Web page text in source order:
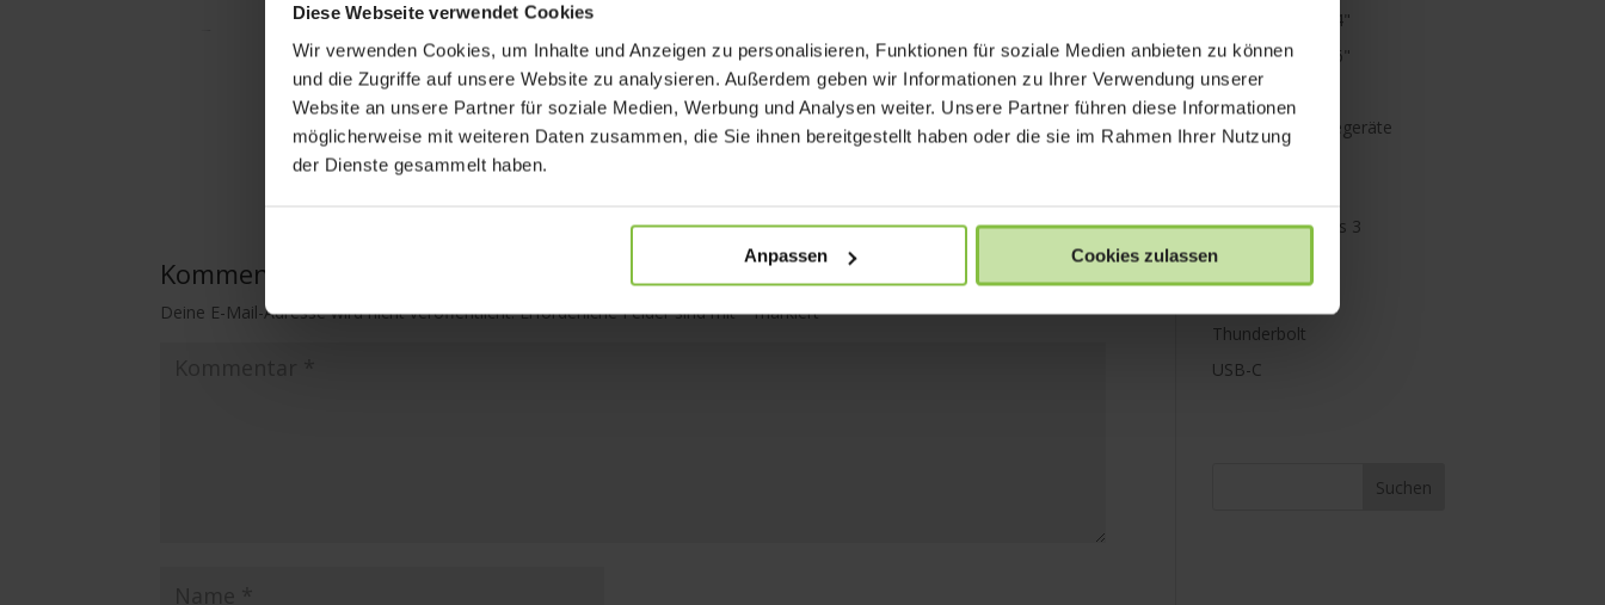
Diese Webseite verwendet Cookies
Wir verwenden Cookies, um Inhalte und Anzeigen zu personalisieren, Funktionen für soziale Medien anbieten zu können
und die Zugriffe auf unsere Website zu analysieren. Außerdem geben wir Informationen zu Ihrer Verwendung unserer
Website an unsere Partner für soziale Medien, Werbung und Analysen weiter. Unsere Partner führen diese Informationen
möglicherweise mit weiteren Daten zusammen, die Sie ihnen bereitgestellt haben oder die sie im Rahmen Ihrer Nutzung
der Dienste gesammelt haben.
Anpassen Cookies zulassen
Kommentar absenden
Deine E-Mail-Adresse wird nicht veröffentlicht. Erforderliche Felder sind mit*markiert
MacBook Pro 14"
MacBook Pro 16"
Mini Displayport
Netzteile & Ladegeräte
PowerBank
Promise Pegasus 3
Schutz
Thunderbolt
USB-C